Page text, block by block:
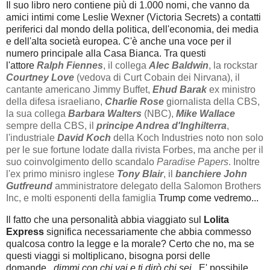
Il suo libro nero contiene più di 1.000 nomi, che vanno da
amici intimi come Leslie Wexner (Victoria Secrets) a contatti
periferici dal mondo della politica, dell'economia, dei media
e dell'alta società europea. C'è anche una voce per il
numero principale alla Casa Bianca. Tra questi
l'attore Ralph Fiennes, il collega Alec Baldwin, la rockstar
Courtney Love (vedova di Curt Cobain dei Nirvana), il
cantante americano Jimmy Buffet, Ehud Barak ex ministro
della difesa israeliano, Charlie Rose giornalista della CBS,
la sua collega Barbara Walters (NBC), Mike Wallace
sempre della CBS, il principe Andrea d'Inghilterra,
l'industriale David Koch della Koch Industries noto non solo
per le sue fortune lodate dalla rivista Forbes, ma anche per il
suo coinvolgimento dello scandalo Paradise Papers. Inoltre
l'ex primo minisro inglese Tony Blair, il banchiere John
Gutfreund amministratore delegato della Salomon Brothers
Inc, e molti esponenti della famiglia Trump come vedremo...
Il fatto che una personalità abbia viaggiato sul
Lolita
Express significa necessariamente che abbia commesso
qualcosa contro la legge e la morale? Certo che no, ma se
questi viaggi si moltiplicano, bisogna porsi delle
domande... dimmi con chi vai e ti dirò chi sei... E' possibile